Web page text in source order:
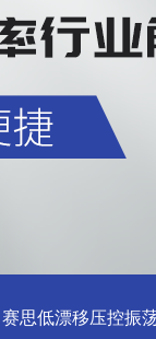
赛思低漂移压控振